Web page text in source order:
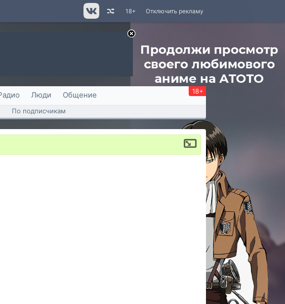
Отключить рекламу
18+
Люди Общение 18+
По подписчикам